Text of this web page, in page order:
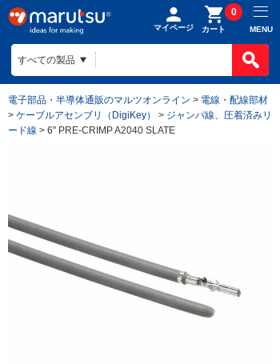
マイページ カート
0
MENU
電子部品・半導体通販のマルツオンライン > 電線・配線部材
> ケーブルアセンブリ（DigiKey） > ジャンパ線、圧着済みリ
ード線 > 6" PRE-CRIMP A2040 SLATE